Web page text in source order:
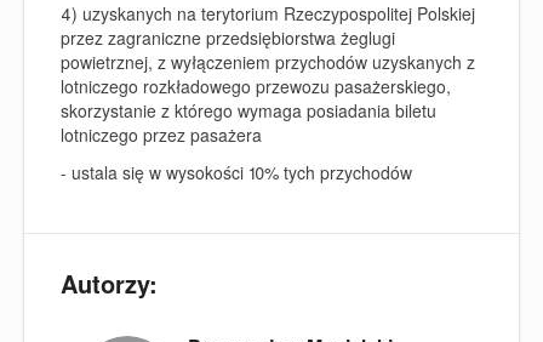
4) uzyskanych na terytorium Rzeczypospolitej Polskiej
przez zagraniczne przedsiębiorstwa żeglugi
powietrznej, z wyłączeniem przychodów uzyskanych z
lotniczego rozkładowego przewozu pasażerskiego,
skorzystanie z którego wymaga posiadania biletu
lotniczego przez pasażera
- ustala się w wysokości 10% tych przychodów
Autorzy: